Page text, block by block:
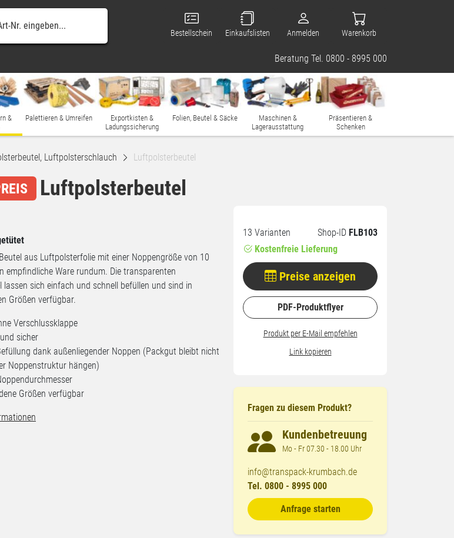
Bestellschein Einkaufslisten Anmelden Warenkorb
Beratung Tel. 0800 - 8995 000
&
Palettieren & Umreifen
Exportkisten &
Ladungssicherung
Folien, Beutel & Säcke
Maschinen &
Lagerausstattung
Präsentieren &
Schenken
Luftpolsterschlauch Luftpolsterbeutel
Luftpolsterbeutel
13 Varianten Shop-ID FLB103
Kostenfreie Lieferung
Preise anzeigen
PDF-Produktflyer
Produkt per E-Mail empfehlen
Link kopieren
Fragen zu diesem Produkt?
Kundenbetreuung
Mo - Fr 07.30 - 18.00 Uhr
info@transpack-krumbach.de
Tel. 0800 - 8995 000
Anfrage starten
aus Luftpolsterfolie mit einer Noppengröße von 10
empfindliche Ware rundum. Die transparenten
lassen sich einfach und schnell befüllen und sind in
Größen verfügbar.
Verschlussklappe
sicher
dank außenliegender Noppen (Packgut bleibt nicht
Noppenstruktur hängen)
Größen verfügbar